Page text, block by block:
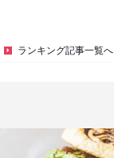
ランキング記事一覧へ